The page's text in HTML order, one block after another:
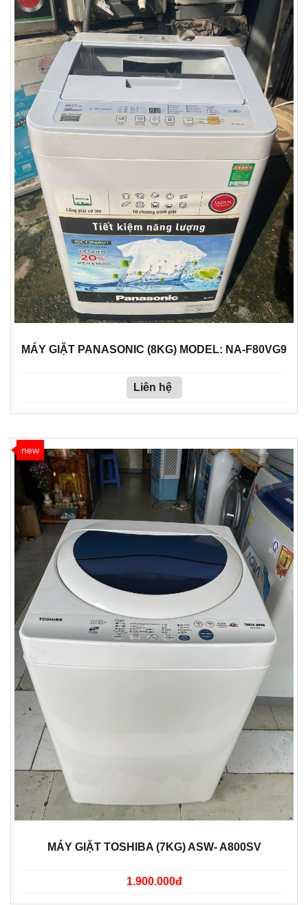
MÁY GIẶT PANASONIC (8KG) MODEL: NA-F80VG9
Liên hệ
new
MÁY GIẶT TOSHIBA (7KG) ASW- A800SV
1.900.000đ